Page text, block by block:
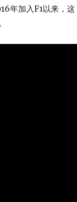
年加入F1以来，这